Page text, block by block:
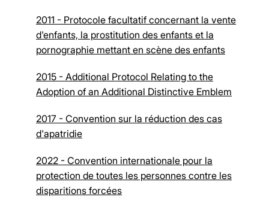
2011 - Protocole facultatif concernant la vente
d'enfants, la prostitution des enfants et la
pornographie mettant en scène des enfants
2015 - Additional Protocol Relating to the
Adoption of an Additional Distinctive Emblem
2017 - Convention sur la réduction des cas
d'apatridie
2022 - Convention internationale pour la
protection de toutes les personnes contre les
disparitions forcées